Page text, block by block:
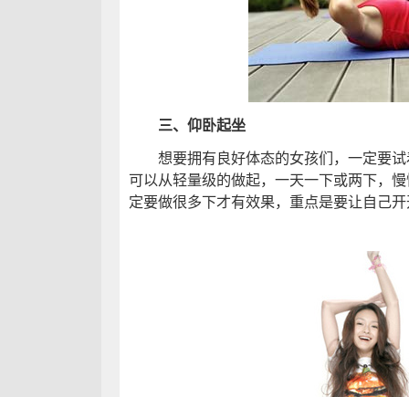
三、仰卧起坐
想要拥有良好体态的女孩们，一定要试
可以从轻量级的做起，一天一下或两下，
定要做很多下才有效果，重点是要让自己